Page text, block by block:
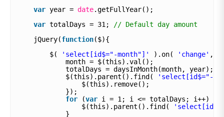
var year = date.getFullYear();
var totalDays = 31;
// Default day amount
jQuery(function($){
$(
'select[id$="-month"]' ).on( 'change' ,
month = $(this).val();
totalDays = daysInMonth(month, year);
$(this).parent().find(
'select[id$="-
$(this).remove();
});
for
(var i = 1; i <= totalDays; i++) {
$(this).parent().find(
}